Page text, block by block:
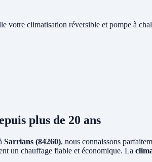
votre climatisation réversible et pompe à
plus de 20 ans
Sarrians (84260), nous connaissons
un chauffage fiable et économique. La